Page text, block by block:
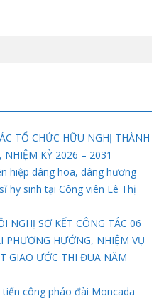
TỔ CHỨC HỮU NGHỊ THÀNH
KỲ 2026 – 2031
hiệp dâng hoa, dâng hương
hy sinh tại Công viên Lê Thị
NGHỊ SƠ KẾT CÔNG TÁC 06
PHƯƠNG HƯỚNG, NHIỆM VỤ
GIAO ƯỚC THI ĐUA NĂM
công pháo đài Moncada